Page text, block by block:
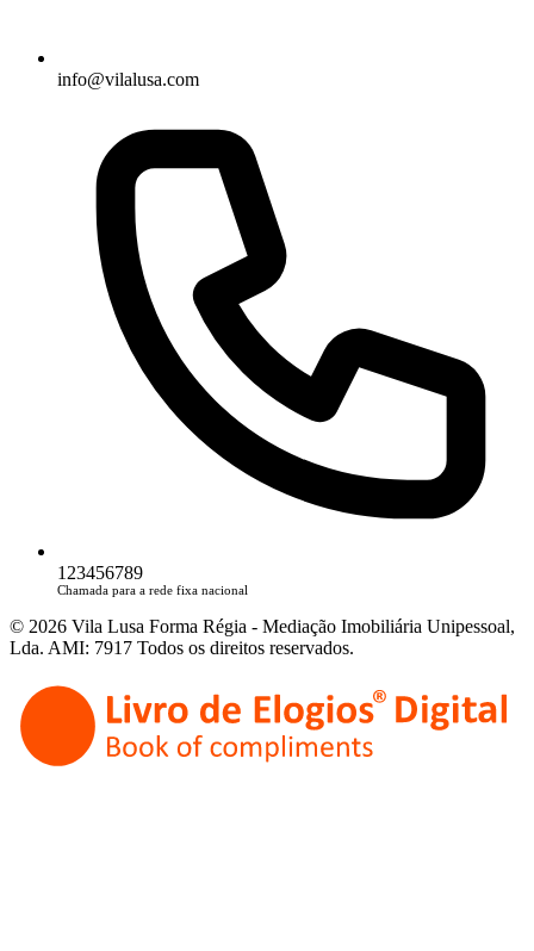
info@vilalusa.com
123456789
Chamada para a rede fixa nacional
© 2026 Vila Lusa Forma Régia - Mediação Imobiliária Unipessoal,
Lda. AMI: 7917 Todos os direitos reservados.